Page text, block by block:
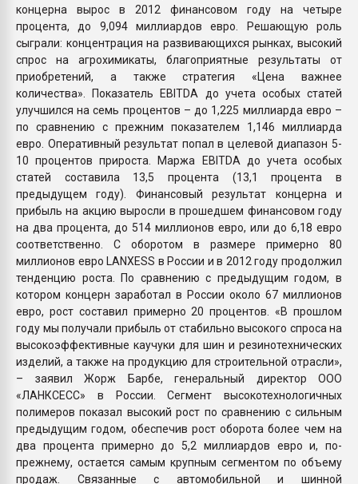
концерна вырос в 2012 финансовом году на четыре
процента, до 9,094 миллиардов евро. Решающую роль
сыграли: концентрация на развивающихся рынках, высокий
спрос на агрохимикаты, благоприятные результаты от
приобретений, а также стратегия «Цена важнее
количества». Показатель EBITDA до учета особых статей
улучшился на семь процентов – до 1,225 миллиарда евро –
по сравнению с прежним показателем 1,146 миллиарда
евро. Оперативный результат попал в целевой диапазон 5-
10 процентов прироста. Маржа EBITDA до учета особых
статей составила 13,5 процента (13,1 процента в
предыдущем году). Финансовый результат концерна и
прибыль на акцию выросли в прошедшем финансовом году
на два процента, до 514 миллионов евро, или до 6,18 евро
соответственно. С оборотом в размере примерно 80
миллионов евро LANXESS в России и в 2012 году продолжил
тенденцию роста. По сравнению с предыдущим годом, в
котором концерн заработал в России около 67 миллионов
евро, рост составил примерно 20 процентов. «В прошлом
году мы получали прибыль от стабильно высокого спроса на
высокоэффективные каучуки для шин и резинотехнических
изделий, а также на продукцию для строительной отрасли»,
– заявил Жорж Барбе, генеральный директор ООО
«ЛАНКСЕСС» в России. Сегмент высокотехнологичных
полимеров показал высокий рост по сравнению с сильным
предыдущим годом, обеспечив рост оборота более чем на
два процента примерно до 5,2 миллиардов евро и, по-
прежнему, остается самым крупным сегментом по объему
продаж. Связанные с автомобильной и шинной